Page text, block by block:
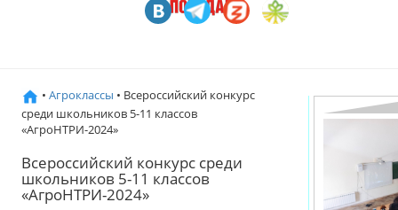
• Агроклассы • Всероссийский конкурс
среди школьников 5-11 классов
«АгроНТРИ-2024»
Всероссийский конкурс среди
школьников 5-11 классов
«АгроНТРИ-2024»